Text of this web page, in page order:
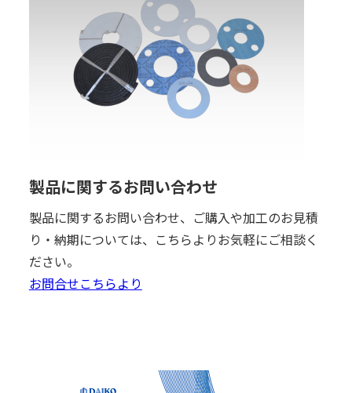
製品に関するお問い合わせ
製品に関するお問い合わせ、ご購入や加工のお見積
り・納期については、こちらよりお気軽にご相談く
ださい。
お問合せこちらより